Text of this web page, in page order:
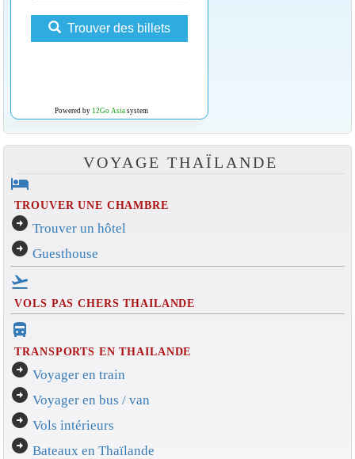
Trouver des billets
Powered by 12Go Asiasystem
VOYAGE THAÏLANDE
hotel
TROUVER UNE CHAMBRE
arrow_circle_right Trouver un hôtel
arrow_circle_right Guesthouse
flight_takeoff
VOLS PAS CHERS THAILANDE
directions_bus_filled
TRANSPORTS EN THAILANDE
arrow_circle_right Voyager en train
arrow_circle_right Voyager en bus / van
arrow_circle_right Vols intérieurs
arrow_circle_right Bateaux en Thaïlande